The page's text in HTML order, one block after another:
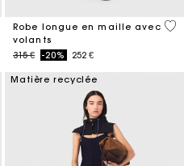
of 5 Customer Rating
Robe longue en maille avec
volants
Price reduced from
315 €to-20% 252 €
5
Matière recyclée